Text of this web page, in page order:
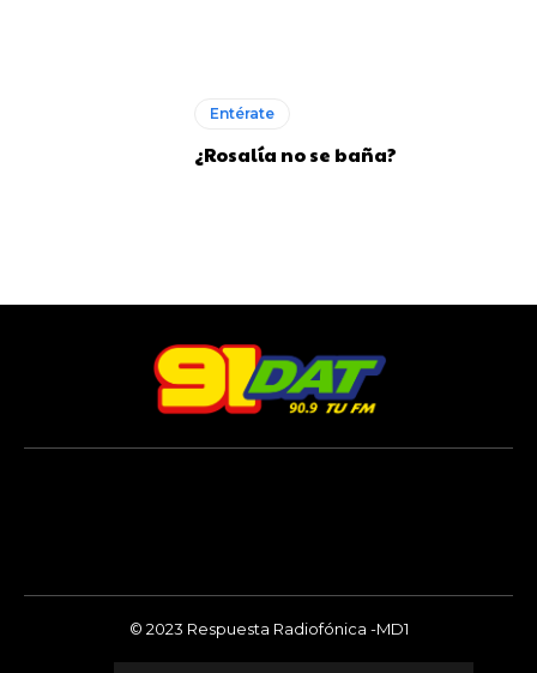
Entérate
¿Rosalía no se baña?
© 2023 Respuesta Radiofónica -MD1